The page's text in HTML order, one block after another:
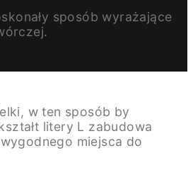
sposób wyrażające
w ten sposób by
litery L zabudowa
miejsca do